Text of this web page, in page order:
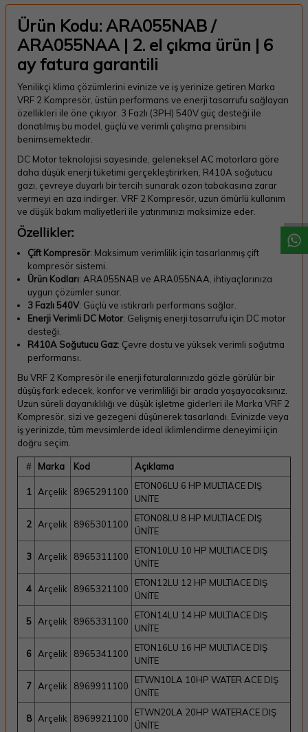
Ürün Kodu: ARA055NAB /
ARA055NAA | 2. el çıkma ürün | 6
ay fatura garantili
Yenilikçi klima çözümlerini evinize ve iş yerinize getiren Marka
VRF 2 Kompresör, üstün performans ve enerji tasarrufu sağlayan
özellikleri ile öne çıkıyor. 3 Fazlı (3PH) 540V güç desteği ile
donatılmış bu model, güçlü ve verimli çalışma prensibini
benimsemektedir.
DC Motor teknolojisi sayesinde, geleneksel AC motorlara göre
daha düşük enerji tüketimi gerçekleştirirken, R410A soğutucu
gazı, çevreye duyarlı bir tercih sunarak ozon tabakasına zarar
vermeyi en aza indirger. VRF 2 Kompresör, uzun ömürlü kullanım
ve düşük bakım maliyetleri ile yatırımınızı maksimize eder.
Özellikler:
Çift Kompresör: Maksimum verimlilik için tasarlanmış çift
kompresör sistemi.
Ürün Kodları: ARA055NAB ve ARA055NAA, ihtiyaçlarınıza
uygun çözümler sunar.
3 Fazlı 540V: Güçlü ve istikrarlı performans sağlar.
Enerji Verimli DC Motor: Gelişmiş enerji tasarrufu için DC motor
desteği.
R410A Soğutucu Gaz: Çevre dostu ve yüksek verimli soğutma
performansı.
Bu VRF 2 Kompresör ile enerji faturalarınızda gözle görülür bir
düşüş fark edecek, konfor ve verimliliği bir arada yaşayacaksınız.
Uzun süreli dayanıklılığı ve düşük işletme giderleri ile Marka VRF 2
Kompresör, sizi ve gezegeni düşünerek tasarlandı. Evinizde veya
iş yerinizde, tüm mevsimlerde ideal iklimlendirme deneyimi için
doğru seçim.
# Marka Kod Açıklama
1 Arçelik 8965291100
ETON06LU 6 HP MULTIACE DIŞ
UNİTE
2 Arçelik 8965301100
ETON08LU 8 HP MULTIACE DIŞ
ÜNİTE
3 Arçelik 8965311100
ETON10LU 10 HP MULTIACE DIŞ
ÜNİTE
4 Arçelik 8965321100
ETON12LU 12 HP MULTIACE DIŞ
ÜNİTE
5 Arçelik 8965331100
ETON14LU 14 HP MULTIACE DIŞ
UNİTE
6 Arçelik 8965341100
ETON16LU 16 HP MULTIACE DIŞ
UNİTE
7 Arçelik 8969911100
ETWN10LA 10HP WATER ACE DIŞ
ÜNİTE
8 Arçelik 8969921100
ETWN20LA 20HP WATERACE DIŞ
ÜNİTE